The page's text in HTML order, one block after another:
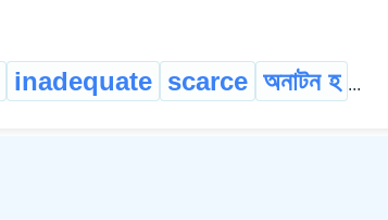
inadequate scarce অনাটন হ ...